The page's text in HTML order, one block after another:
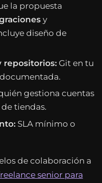
la propuesta
y
diseño de
repositorios: Git en tu
gestiona cuentas
tiendas.
SLA mínimo o
de colaboración a
senior para